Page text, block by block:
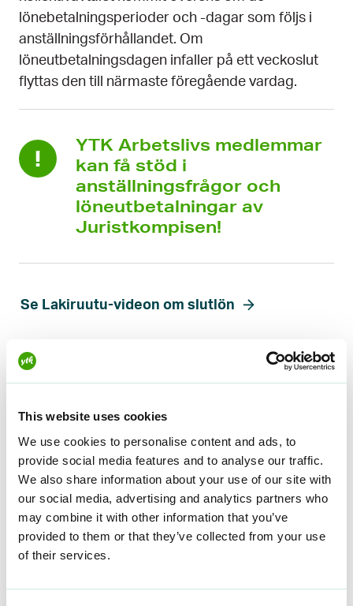
This website uses cookies
We use cookies to personalise content and ads, to
provide social media features and to analyse our traffic.
We also share information about your use of our site with
our social media, advertising and analytics partners who
may combine it with other information that you’ve
provided to them or that they’ve collected from your use
of their services.
lönebetalningsperioder och -dagar som följs i
anställningsförhållandet. Om
löneutbetalningsdagen infaller på ett veckoslut
flyttas den till närmaste föregående vardag.
YTK Arbetslivs medlemmar
kan få stöd i
anställningsfrågor och
löneutbetalningar av
Juristkompisen!
Se Lakiruutu-videon om slutlön
Inte ännu medlem? Gå med nu
Tips på utbildningar i
ämnet
Du kan också lära dig mer om ämnet i
onlineutbildningsbiblioteket för arbetslivet
som är en del av dina medlemsförmåner.